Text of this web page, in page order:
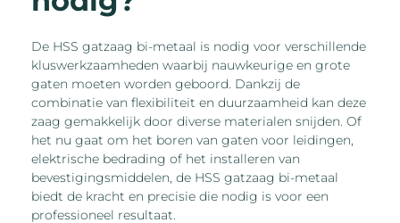
De HSS gatzaag bi-metaal is nodig voor verschillende
kluswerkzaamheden waarbij nauwkeurige en grote
gaten moeten worden geboord. Dankzij de
combinatie van flexibiliteit en duurzaamheid kan deze
zaag gemakkelijk door diverse materialen snijden. Of
het nu gaat om het boren van gaten voor leidingen,
elektrische bedrading of het installeren van
bevestigingsmiddelen, de HSS gatzaag bi-metaal
biedt de kracht en precisie die nodig is voor een
professioneel resultaat.